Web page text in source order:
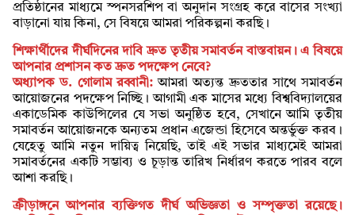
প্রতিষ্ঠানের মাধ্যমে স্পনসরশিপ বা অনুদান সংগ্রহ করে বাসের সংখ্যা
বাড়ানো যায় কিনা, সে বিষয়ে আমরা পরিকল্পনা করছি।
শিক্ষার্থীদের দীর্ঘদিনের দাবি দ্রুত তৃতীয় সমাবর্তন বাস্তবায়ন। এ বিষয়ে
আপনার প্রশাসন কত দ্রুত পদক্ষেপ নেবে?
অধ্যাপক ড. গোলাম রব্বানী:আমরা অত্যন্ত দ্রুততার সাথে সমাবর্তন
আয়োজনের পদক্ষেপ নিচ্ছি। আগামী এক মাসের মধ্যে বিশ্ববিদ্যালয়ের
একাডেমিক কাউন্সিলের যে সভা অনুষ্ঠিত হবে, সেখানে আমি তৃতীয়
সমাবর্তন আয়োজনকে অন্যতম প্রধান এজেন্ডা হিসেবে অন্তর্ভুক্ত করব।
যেহেতু আমি নতুন দায়িত্ব নিয়েছি, তাই এই সভার মাধ্যমেই আমরা
সমাবর্তনের একটি সম্ভাব্য ও চূড়ান্ত তারিখ নির্ধারণ করতে পারব বলে
আশা করছি।
ক্রীড়াঙ্গনে আপনার ব্যক্তিগত দীর্ঘ অভিজ্ঞতা ও সম্পৃক্ততা রয়েছে।